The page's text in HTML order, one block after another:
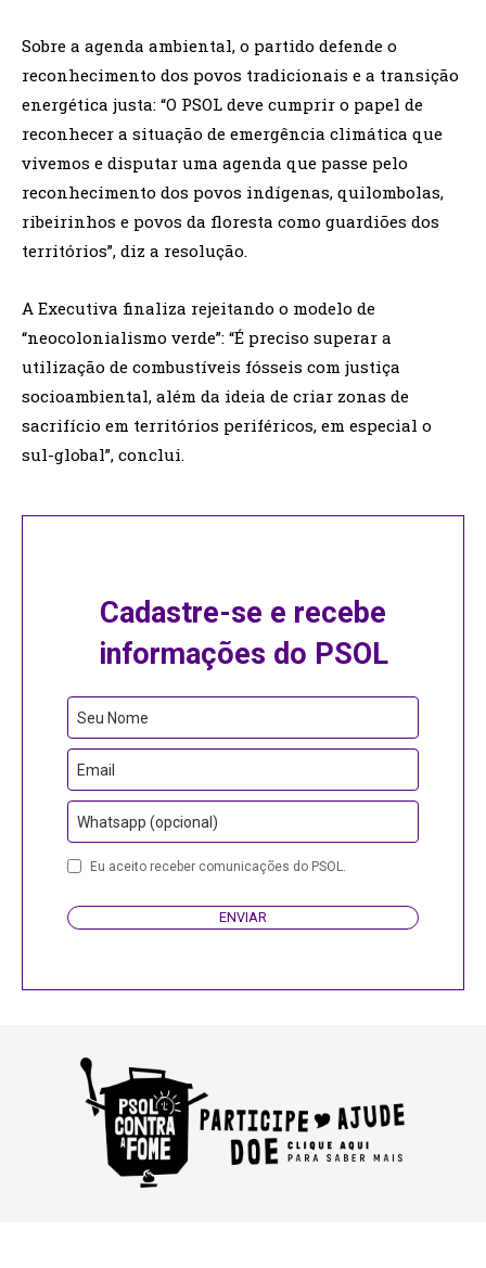
Sobre a agenda ambiental, o partido defende o
reconhecimento dos povos tradicionais e a transição
energética justa: “O PSOL deve cumprir o papel de
reconhecer a situação de emergência climática que
vivemos e disputar uma agenda que passe pelo
reconhecimento dos povos indígenas, quilombolas,
ribeirinhos e povos da floresta como guardiões dos
territórios”, diz a resolução.
A Executiva finaliza rejeitando o modelo de
“neocolonialismo verde”: “É preciso superar a
utilização de combustíveis fósseis com justiça
socioambiental, além da ideia de criar zonas de
sacrifício em territórios periféricos, em especial o
sul-global”, conclui.
Cadastre-se e recebe
informações do PSOL
Seu Nome
Email
Whatsapp (opcional)
Eu aceito receber comunicações do PSOL.
ENVIAR